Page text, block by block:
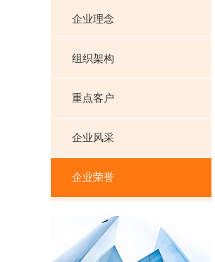
企业理念
组织架构
重点客户
企业风采
企业荣誉